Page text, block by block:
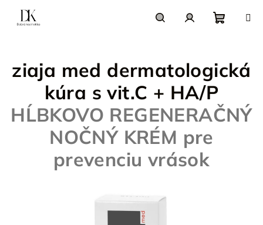
obsah
košík
ziaja med dermatologická
kúra s vit.C + HA/P
HĹBKOVO REGENERAČNÝ
NOČNÝ KRÉM pre
prevenciu vrások